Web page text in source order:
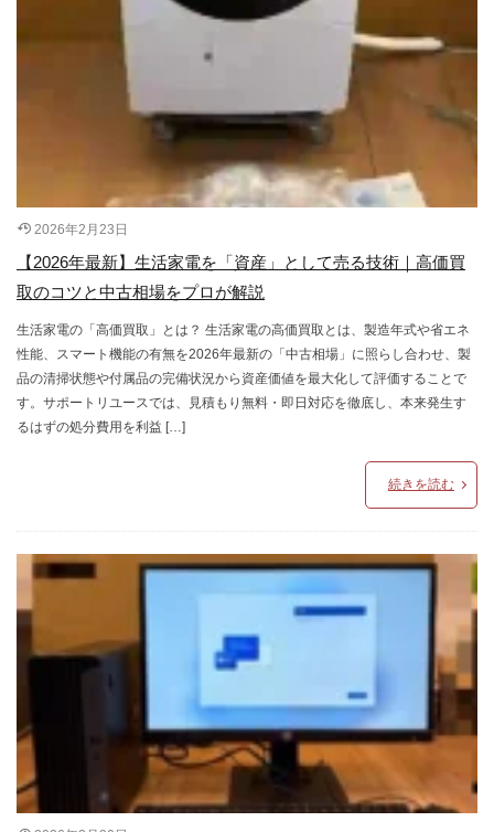
2026年2月23日
【2026年最新】生活家電を「資産」として売る技術｜高価買
取のコツと中古相場をプロが解説
生活家電の「高価買取」とは？ 生活家電の高価買取とは、製造年式や省エネ
性能、スマート機能の有無を2026年最新の「中古相場」に照らし合わせ、製
品の清掃状態や付属品の完備状況から資産価値を最大化して評価することで
す。サポートリユースでは、見積もり無料・即日対応を徹底し、本来発生す
るはずの処分費用を利益 […]
続きを読む